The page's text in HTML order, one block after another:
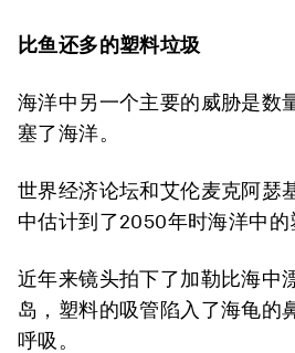
比鱼还多的塑料垃圾
海洋中另一个主要的威胁是数
塞了海洋。
世界经济论坛和艾伦麦克阿瑟
中估计到了2050年时海洋中的
近年来镜头拍下了加勒比海中
岛，塑料的吸管陷入了海龟的
呼吸。